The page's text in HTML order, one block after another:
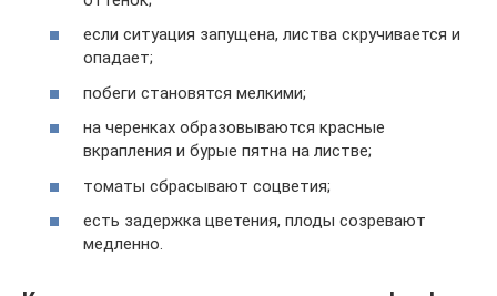
если ситуация запущена, листва скручивается и
опадает;
побеги становятся мелкими;
на черенках образовываются красные
вкрапления и бурые пятна на листве;
томаты сбрасывают соцветия;
есть задержка цветения, плоды созревают
медленно.